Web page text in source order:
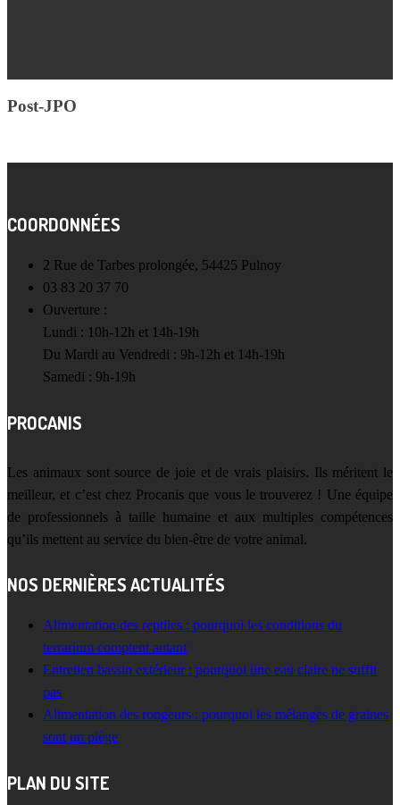
Post-JPO
COORDONNÉES
2 Rue de Tarbes prolongée, 54425 Pulnoy
03 83 20 37 70
Ouverture :
Lundi : 10h-12h et 14h-19h
Du Mardi au Vendredi : 9h-12h et 14h-19h
Samedi : 9h-19h
PROCANIS
Les animaux sont source de joie et de vrais plaisirs. Ils méritent le
meilleur, et c’est chez Procanis que vous le trouverez ! Une équipe
de professionnels à taille humaine et aux multiples compétences
qu’ils mettent au service du bien-être de votre animal.
NOS DERNIÈRES ACTUALITÉS
Alimentation des reptiles : pourquoi les conditions du
terrarium comptent autant
Entretien bassin extérieur : pourquoi une eau claire ne suffit
pas
Alimentation des rongeurs : pourquoi les mélanges de graines
sont un piège
PLAN DU SITE